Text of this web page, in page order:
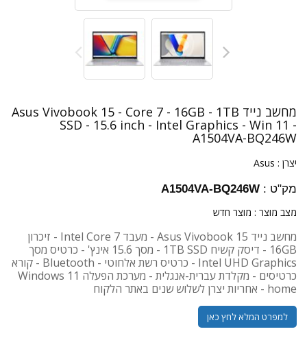
מחשב נייד Asus Vivobook 15 - Core 7 - 16GB - 1TB
SSD - 15.6 inch - Intel Graphics - Win 11 -
A1504VA-BQ246W
יצרן : Asus
מק"ט : A1504VA-BQ246W
מצב מוצר : מוצר חדש
מחשב נייד Asus Vivobook 15 - מעבד Intel Core 7 - זיכרון
16GB - דיסק קשיח 1TB SSD - מסך 15.6 אינץ' - כרטיס מסך
Intel UHD Graphics - כרטיס רשת אלחוטי - Bluetooth - קורא
כרטיסים - מקלדת עברית-אנגלית - מערכת הפעלה Windows 11
home - אחריות יצרן לשלוש שנים באתר הלקוח
למפרט המלא לחץ כאן